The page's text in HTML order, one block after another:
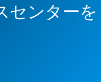
センターを